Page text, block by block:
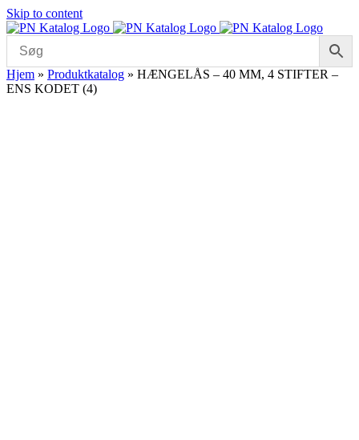
Skip to content
Hjem » Produktkatalog » HÆNGELÅS – 40 MM, 4 STIFTER –
ENS KODET (4)